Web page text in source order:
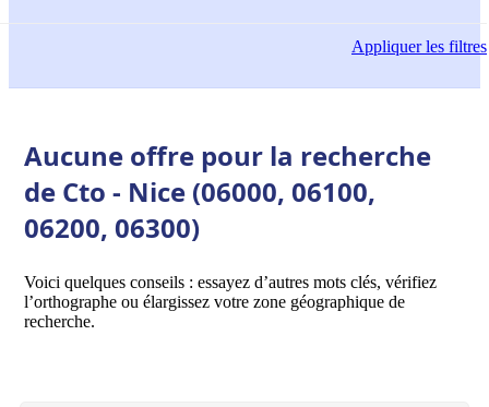
Appliquerles filtres
Aucune offre pour la recherche
de Cto - Nice (06000, 06100,
06200, 06300)
Voici quelques conseils : essayez d’autres mots clés, vérifiez
l’orthographe ou élargissez votre zone géographique de
recherche.